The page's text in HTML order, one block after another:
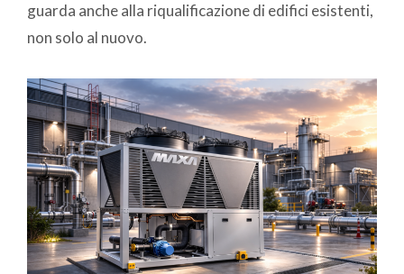
guarda anche alla riqualificazione di edifici esistenti,
non solo al nuovo.